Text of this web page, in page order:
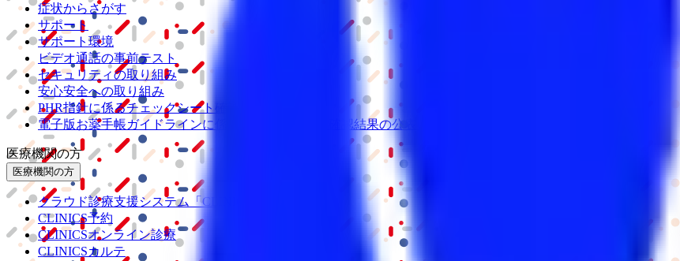
症状からさがす
サポート
サポート環境
ビデオ通話の事前テスト
セキュリティの取り組み
安心安全への取り組み
PHR指針に係るチェックシート確認結果の公表
電子版お薬手帳ガイドラインに係るチェックシート確認結果の公表
医療機関の方
医療機関の方
クラウド診療支援システム
「CLINICS」
CLINICS予約
CLINICSオンライン診療
CLINICSカルテ